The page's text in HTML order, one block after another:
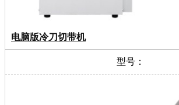
电脑版冷刀切带机
型号：